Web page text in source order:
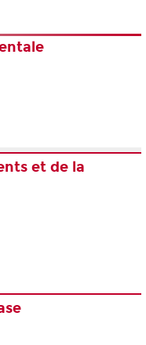
et de la